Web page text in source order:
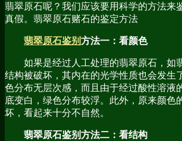
翡翠原石呢？我们应该要用科学的方法来
真假。翡翠原石赌石的鉴定方法
翡翠原石鉴别方法一：看颜色
如果是经过人工处理的翡翠原石，如
结构被破坏，其内在的光学性质也会发生
色分布无层次感，而且由于经过酸性溶液
底变白，绿色分布较浮。此外，原来颜色
坏，看起来十分不自然。
翡翠原石鉴别方法二：看结构